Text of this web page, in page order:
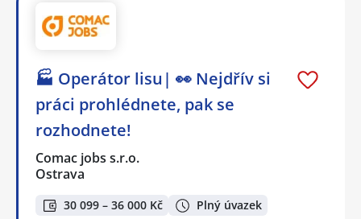
🏭 Operátor lisu| 👀 Nejdřív si
práci prohlédnete, pak se
rozhodnete!
Comac jobs s.r.o.
Ostrava
30 099 – 36 000 Kč Plný úvazek